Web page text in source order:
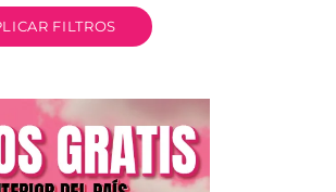
FILTROS